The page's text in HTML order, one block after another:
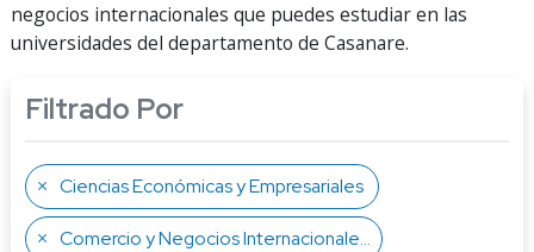
negocios internacionales que puedes estudiar en las
universidades del departamento de Casanare.
Filtrado Por
Ciencias Económicas y Empresariales
Comercio y Negocios Internacionales